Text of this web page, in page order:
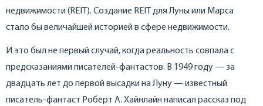
недвижимости (REIT). Создание REIT для Луны или Марса
стало бы величайшей историей в сфере недвижимости.
И это был не первый случай, когда реальность совпала с
предсказаниями писателей-фантастов. В 1949 году — за
двадцать лет до первой высадки на Луну — известный
писатель-фантаст Роберт А. Хайнлайн написал рассказ под